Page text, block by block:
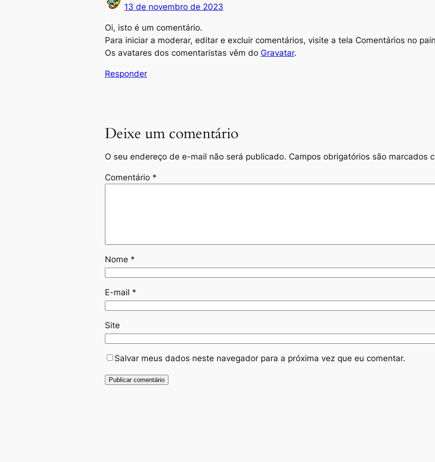
13 de novembro de 2023
Oi, isto é um comentário.
Para iniciar a moderar, editar e excluir comentários, visite a tela Comentários no
Os avatares dos comentaristas vêm do Gravatar.
Responder
Deixe um comentário
O seu endereço de e-mail não será publicado. Campos obrigatórios são marcados
Comentário *
Nome *
E-mail *
Site
Salvar meus dados neste navegador para a próxima vez que eu comentar.